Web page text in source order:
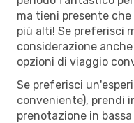
ma tieni presente
più alti! Se preferisci
considerazione
opzioni di viaggio
Se preferisci
conveniente), prendi
prenotazione in